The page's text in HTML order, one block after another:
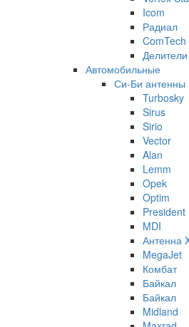
Icom
Радиал
ComTech
Автомобильные
Си-Би антенны
Turbosky
Sirus
Sirio
Vector
Alan
Lemm
Opek
Optim
President
MDI
Антенна
MegaJet
Комбат
Байкал
Байкал
Midland